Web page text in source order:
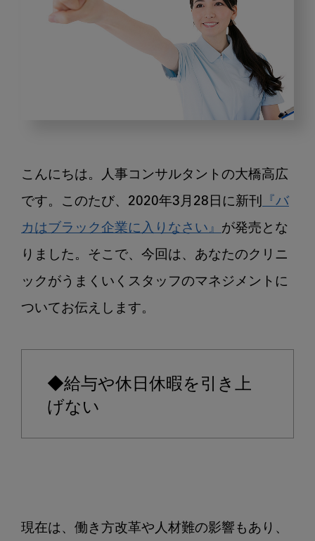
の
歯
科
院
ま
い
ら」
フ
こんにちは。人事コンサルタントの大橋高広
です。このたび、2020年3月28日に新刊
『バ
カはブラック企業に入りなさい』 が発売とな
りました。そこで、今回は、あなたのクリニ
ックがうまくいくスタッフのマネジメントに
ついてお伝えします。
◆給与や休日休暇を引き上
げない
現在は、働き方改革や人材難の影響もあり、